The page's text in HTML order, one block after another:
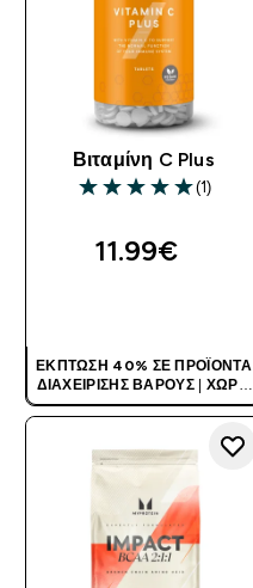
Βιταμίνη C Plus
5 out of 5 stars
(1)
11.99€‎
ΈΚΠΤΩΣΗ 40% ΣΕ ΠΡΟΪΌΝΤΑ
ΔΙΑΧΕΊΡΙΣΗΣ ΒΆΡΟΥΣ| ΧΩΡΊΣ
ΚΩΔΙΚΌ